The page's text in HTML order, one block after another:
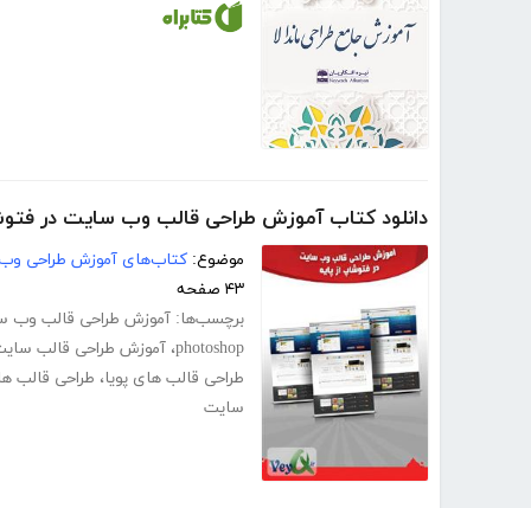
دانلود کتاب آموزش طراحی قالب وب سایت در
موضوع: کتاب‌های آموزش طراحی
۴۳ صفحه
برچسب‌ها: آموزش طراحی قالب وب
photoshop، آموزش طراحی قالب
طراحی قالب های پویا، طراحی قالب
سایت